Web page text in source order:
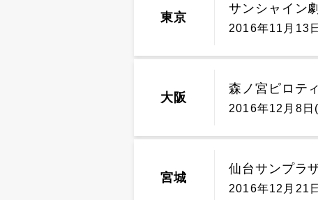
東京
サンシャイン
2016年11月13
大阪
森ノ宮ピロテ
2016年12月8
宮城
仙台サンプラ
2016年12月21